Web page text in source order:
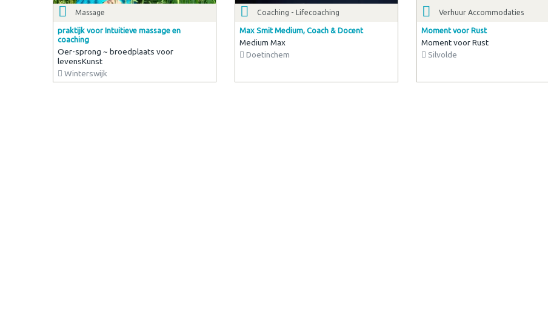
Massage
praktijk voor Intuitieve massage en
coaching
Oer-sprong ~ broedplaats voor
levensKunst
Winterswijk
Coaching - Lifecoaching
Max Smit Medium, Coach & Docent
Medium Max
Doetinchem
Verhuur Accommodaties
Moment voor Rust
Moment voor Rust
Silvolde